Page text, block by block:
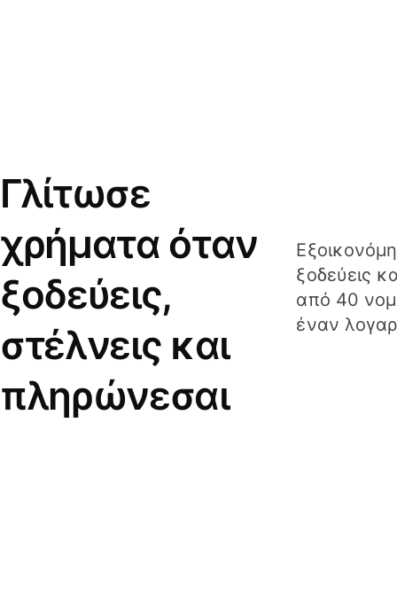
Γλίτωσε
χρήματα όταν
ξοδεύεις,
στέλνεις και
πληρώνεσαι
ξοδεύεις
από 40
έναν